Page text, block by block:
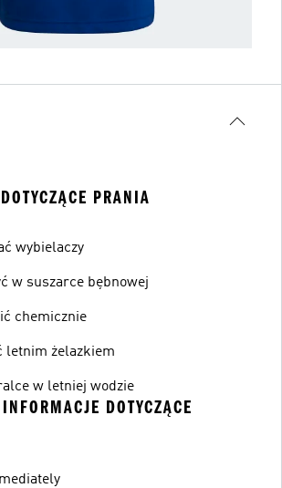
PRANIA
wybielaczy
w suszarce bębnowej
chemicznie
letnim żelazkiem
w letniej wodzie
DOTYCZĄCE